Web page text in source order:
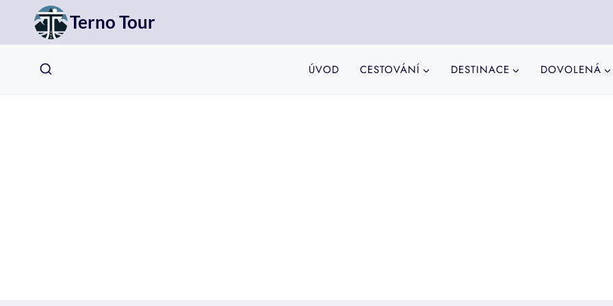
Přeskočit
obsah
Terno Tour
ÚVOD CESTOVÁNÍ DESTINACE DOVOLENÁ